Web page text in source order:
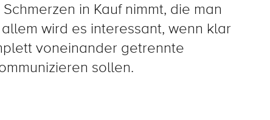
in Kauf nimmt, die man
wird es interessant, wenn klar
voneinander getrennte
sollen.